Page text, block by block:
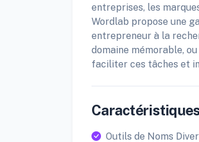
entreprises, les
Wordlab propose une
entrepreneur à la
domaine mémorable,
faciliter ces tâches et
Outils de Noms